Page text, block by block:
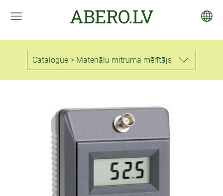
ABERO.LV
Catalogue > Materiālu mitruma mērītājs